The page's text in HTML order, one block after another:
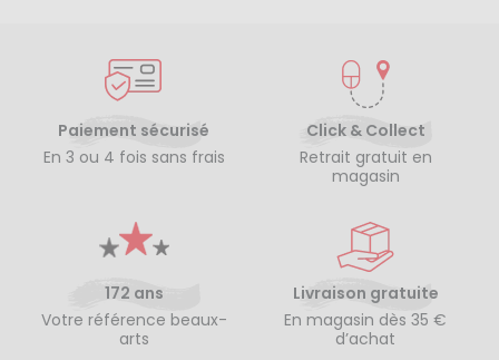
Paiement sécurisé
En 3 ou 4 fois sans frais
Click & Collect
Retrait gratuit en
magasin
172 ans
Votre référence beaux-
arts
Livraison gratuite
En magasin dès 35 €
d’achat